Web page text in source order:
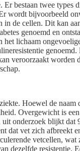
Er bestaan twee types
wordt bijvoorbeeld
de cellen. Dit kan
genoemd en
het lichaam
genoemd.
veroorzaakt worden
Hoewel de naam
Overgewicht is
onderzoek blijkt dat
dat vet zich afbreekt
vetcellen, wat
dezelfde resistentie.